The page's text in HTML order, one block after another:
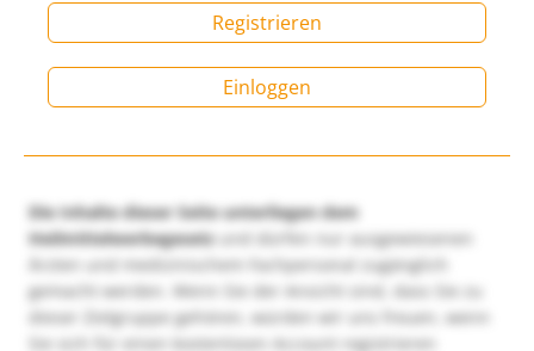
Registrieren
Einloggen
Die Inhalte dieser Seite unterliegen dem
Heilmittelwerbegesetzund dürfen nur ausgewiesenen
Ärzten und medizinischem Fachpersonal zugänglich
gemacht werden. Wenn Sie der Ansicht sind, dass Sie zu
dieser Zielgruppe gehören, würden wir uns freuen, wenn
Sie sich für einen kostenlosen Account registrieren